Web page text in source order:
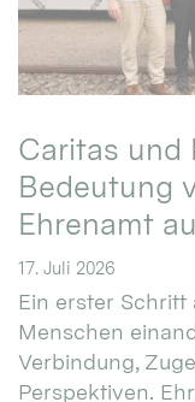
Caritas und
Bedeutung
Ehrenamt
17. Juli 2026
Ein erster Schritt
Menschen
Verbindung,
Perspektiven.